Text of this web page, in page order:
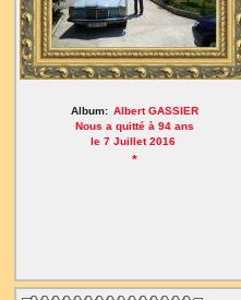
Album: Albert GASSIER
Nous a quitté à 94 ans
le 7 Juillet 2016
*